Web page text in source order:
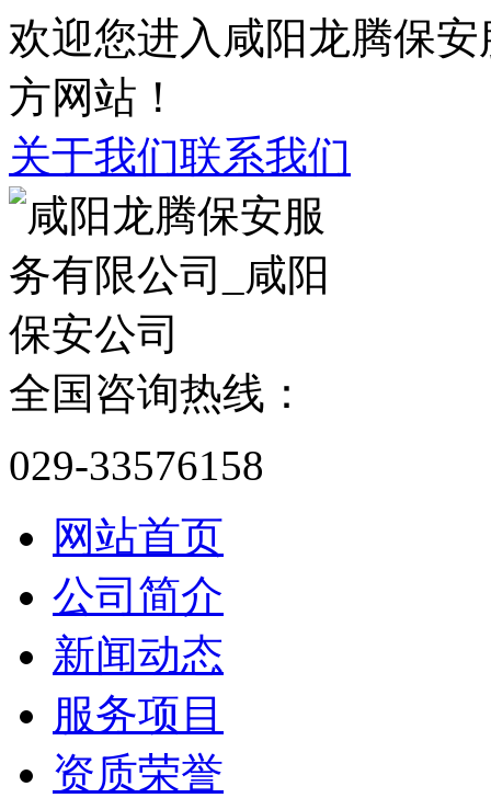
欢迎您进入咸阳龙腾保
方网站！
关于我们联系我们
全国咨询热线：
029-33576158
网站首页
公司简介
新闻动态
服务项目
资质荣誉